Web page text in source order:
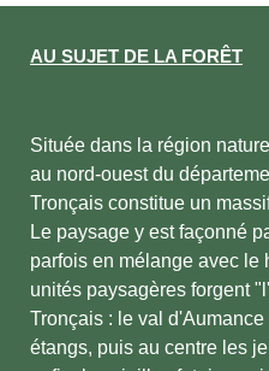
AU SUJET DE LA FORÊT
Située dans la région
au nord-ouest du
Tronçais constitue un
Le paysage y est façonné
parfois en mélange avec le
unités paysagères forgent
Tronçais : le val
étangs, puis au centre les